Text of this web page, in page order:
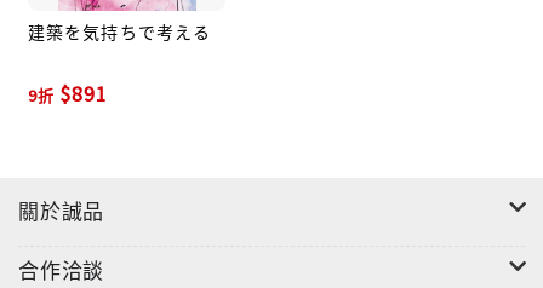
建築を気持ちで考える
9折 $891
關於誠品
合作洽談